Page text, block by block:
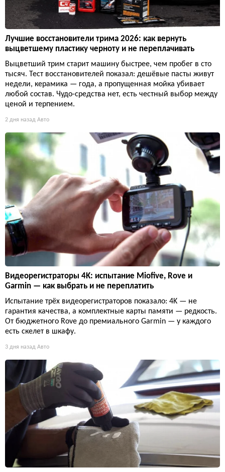
Лучшие восстановители трима 2026: как вернуть
выцветшему пластику черноту и не переплачивать
Выцветший трим старит машину быстрее, чем пробег в сто
тысяч. Тест восстановителей показал: дешёвые пасты живут
недели, керамика — года, а пропущенная мойка убивает
любой состав. Чудо-средства нет, есть честный выбор между
ценой и терпением.
2 дня назад Авто
Видеорегистраторы 4K: испытание Miofive, Rove и
Garmin — как выбрать и не переплатить
Испытание трёх видеорегистраторов показало: 4K — не
гарантия качества, а комплектные карты памяти — редкость.
От бюджетного Rove до премиального Garmin — у каждого
есть скелет в шкафу.
3 дня назад Авто